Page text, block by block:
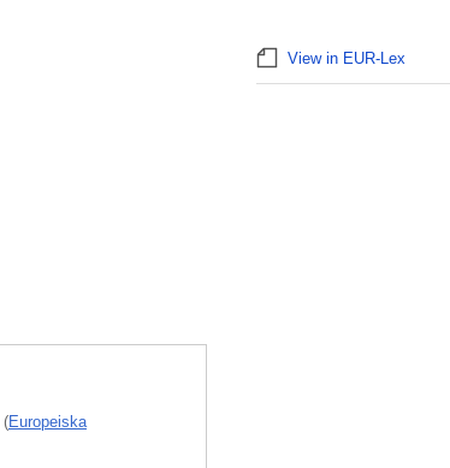
(Europeiska
View in EUR-Lex